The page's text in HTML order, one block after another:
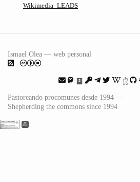
Wikimedia_LEADS
Ismael Olea — web personal
Pastoreando procomunes desde 1994 —
Shepherding the commons since 1994